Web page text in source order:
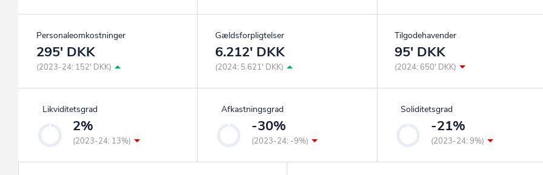
Personaleomkostninger
295' DKK
(2023-24: 152' DKK)
Gældsforpligtelser
6.212' DKK
(2024: 5.621' DKK)
Tilgodehavender
95' DKK
(2024: 650' DKK)
Likviditetsgrad
2%
(2023-24: 13%)
Afkastningsgrad
-30%
(2023-24: -9%)
Soliditetsgrad
-21%
(2023-24: 9%)